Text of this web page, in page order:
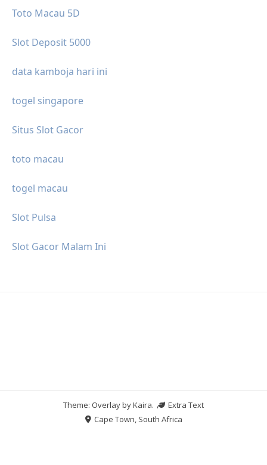
Toto Macau 5D
Slot Deposit 5000
data kamboja hari ini
togel singapore
Situs Slot Gacor
toto macau
togel macau
Slot Pulsa
Slot Gacor Malam Ini
Theme: Overlay byKaira.
Extra Text
Cape Town, South Africa